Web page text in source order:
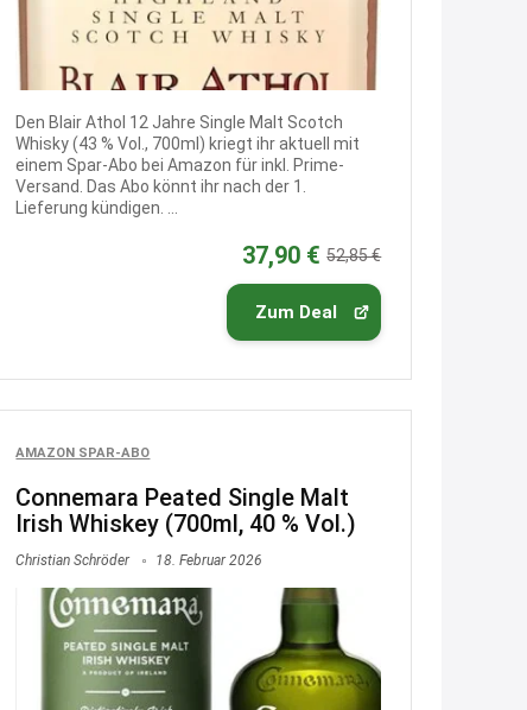
Den Blair Athol 12 Jahre Single Malt Scotch
Whisky (43 % Vol., 700ml) kriegt ihr aktuell mit
einem Spar-Abo bei Amazon für inkl. Prime-
Versand. Das Abo könnt ihr nach der 1.
Lieferung kündigen. ...
37,90 € 52,85 €
Zum Deal
AMAZON SPAR-ABO
Connemara Peated Single Malt
Irish Whiskey (700ml, 40 % Vol.)
Christian Schröder 18. Februar 2026
Joachim
Gratis Lindani Lineal
www.linda.de/vorteile/coupons/...
2:21
↩
Joachim
Gratis Hitzewarn-Aufkleber /
verfärbt sich ab 28 Grad /siehe
Text weiter unten
shop.bioeg.de/aufkleber-
2:24
Joachim
Gratis personalisierte 7-Tage
Ration Micronährstoffe/ Vitamine
www.dunatura.com/free-trial...
2:28
↩
Joachim